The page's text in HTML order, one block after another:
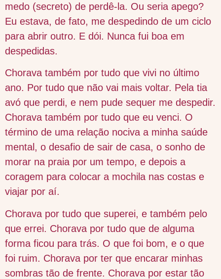
medo (secreto) de perdê-la. Ou seria apego?
Eu estava, de fato, me despedindo de um ciclo
para abrir outro. E dói. Nunca fui boa em
despedidas.
Chorava também por tudo que vivi no último
ano. Por tudo que não vai mais voltar. Pela tia
avó que perdi, e nem pude sequer me despedir.
Chorava também por tudo que eu venci. O
término de uma relação nociva a minha saúde
mental, o desafio de sair de casa, o sonho de
morar na praia por um tempo, e depois a
coragem para colocar a mochila nas costas e
viajar por aí.
Chorava por tudo que superei, e também pelo
que errei. Chorava por tudo que de alguma
forma ficou para trás. O que foi bom, e o que
foi ruim. Chorava por ter que encarar minhas
sombras tão de frente. Chorava por estar tão